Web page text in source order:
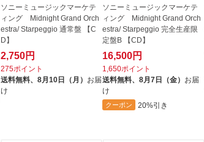
ソニーミュージックマーケテ
ィング Midnight Grand Orch
estra/ Starpeggio 通常盤 【C
D】
2,750円
275ポイント
送料無料、 8月10日（月） お届
け
ソニーミュージックマーケテ
ィング Midnight Grand Orch
estra/ Starpeggio 完全生産限
定盤B 【CD】
16,500円
1,650ポイント
送料無料、8月7日（金） お届
け
クーポン 20%引き